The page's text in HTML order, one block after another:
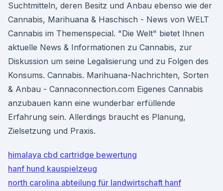
Suchtmitteln, deren Besitz und Anbau ebenso wie der
Cannabis, Marihuana & Haschisch - News von WELT
Cannabis im Themenspecial. "Die Welt" bietet Ihnen
aktuelle News & Informationen zu Cannabis, zur
Diskussion um seine Legalisierung und zu Folgen des
Konsums. Cannabis. Marihuana-Nachrichten, Sorten
& Anbau - Cannaconnection.com Eigenes Cannabis
anzubauen kann eine wunderbar erfüllende
Erfahrung sein. Allerdings braucht es Planung,
Zielsetzung und Praxis.
himalaya cbd cartridge bewertung
hanf hund kauspielzeug
north carolina abteilung für landwirtschaft hanf